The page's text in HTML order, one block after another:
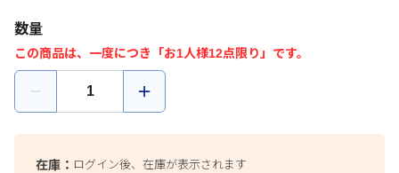
数量
この商品は、一度につき「お1人様12点限り」です。
在庫： ログイン後、在庫が表示されます